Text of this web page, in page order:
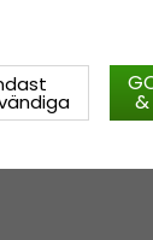
&